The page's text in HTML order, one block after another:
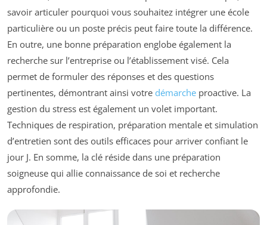
savoir articuler pourquoi vous souhaitez intégrer une école
particulière ou un poste précis peut faire toute la différence.
En outre, une bonne préparation englobe également la
recherche sur l’entreprise ou l’établissement visé. Cela
permet de formuler des réponses et des questions
pertinentes, démontrant ainsi votre démarche proactive. La
gestion du stress est également un volet important.
Techniques de respiration, préparation mentale et simulation
d’entretien sont des outils efficaces pour arriver confiant le
jour J. En somme, la clé réside dans une préparation
soigneuse qui allie connaissance de soi et recherche
approfondie.